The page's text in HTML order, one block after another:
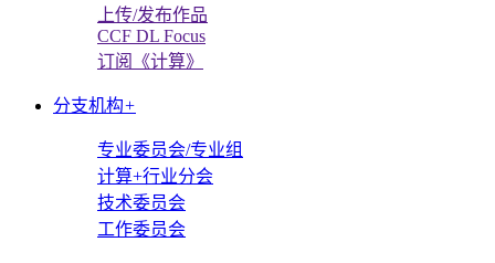
上传/发布作品
CCF DL Focus
订阅《计算》
分支机构+
专业委员会/专业组
计算+行业分会
技术委员会
工作委员会